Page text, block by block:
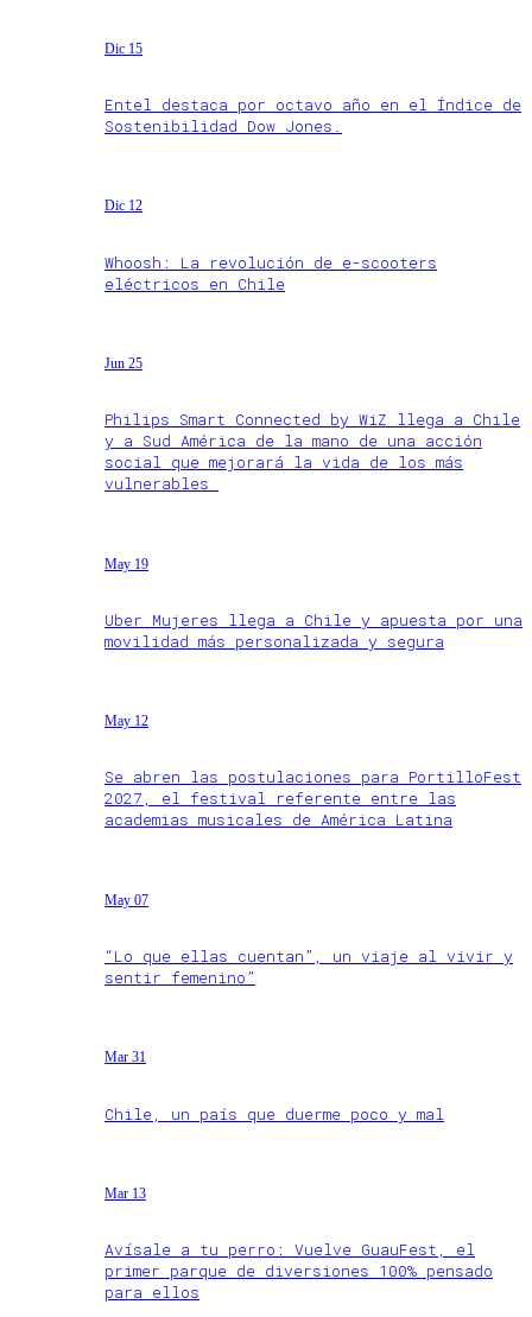
Dic 15
Entel destaca por octavo año en el Índice de
Sostenibilidad Dow Jones.
Dic 12
Whoosh: La revolución de e-scooters
eléctricos en Chile
Jun 25
Philips Smart Connected by WiZ llega a Chile
y a Sud América de la mano de una acción
social que mejorará la vida de los más
vulnerables
May 19
Uber Mujeres llega a Chile y apuesta por una
movilidad más personalizada y segura
May 12
Se abren las postulaciones para PortilloFest
2027, el festival referente entre las
academias musicales de América Latina
May 07
“Lo que ellas cuentan”, un viaje al vivir y
sentir femenino”
Mar 31
Chile, un país que duerme poco y mal
Mar 13
Avísale a tu perro: Vuelve GuauFest, el
primer parque de diversiones 100% pensado
para ellos